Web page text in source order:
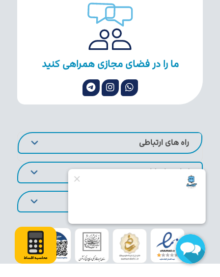
ما را در فضای مجازی همراهی کنید
راه های ارتباطی
لینک های کاربردی